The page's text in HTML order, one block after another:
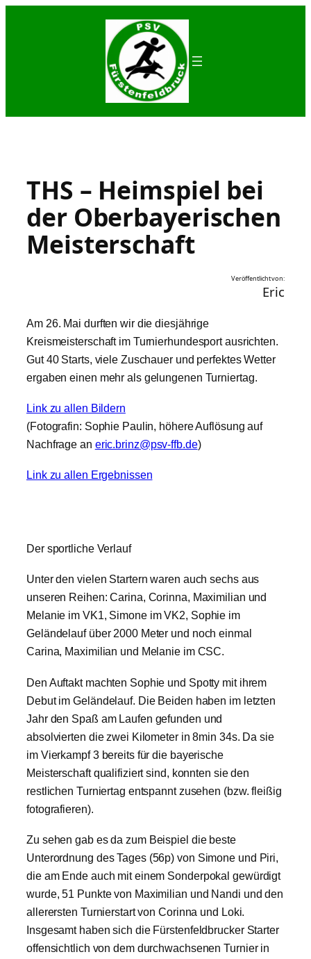
THS – Heimspiel bei
der Oberbayerischen
Meisterschaft
Veröffentlicht von:
Eric
Am 26. Mai durften wir die diesjährige
Kreismeisterschaft im Turnierhundesport ausrichten.
Gut 40 Starts, viele Zuschauer und perfektes Wetter
ergaben einen mehr als gelungenen Turniertag.
Link zu allen Bildern
(Fotografin: Sophie Paulin, höhere Auflösung auf
Nachfrage an eric.brinz@psv-ffb.de)
Link zu allen Ergebnissen
Der sportliche Verlauf
Unter den vielen Startern waren auch sechs aus
unseren Reihen: Carina, Corinna, Maximilian und
Melanie im VK1, Simone im VK2, Sophie im
Geländelauf über 2000 Meter und noch einmal
Carina, Maximilian und Melanie im CSC.
Den Auftakt machten Sophie und Spotty mit ihrem
Debut im Geländelauf. Die Beiden haben im letzten
Jahr den Spaß am Laufen gefunden und
absolvierten die zwei Kilometer in 8min 34s. Da sie
im Vierkampf 3 bereits für die bayerische
Meisterschaft qualifiziert sind, konnten sie den
restlichen Turniertag entspannt zusehen (bzw. fleißig
fotografieren).
Zu sehen gab es da zum Beispiel die beste
Unterordnung des Tages (56p) von Simone und Piri,
die am Ende auch mit einem Sonderpokal gewürdigt
wurde, 51 Punkte von Maximilian und Nandi und den
allerersten Turnierstart von Corinna und Loki.
Insgesamt haben sich die Fürstenfeldbrucker Starter
offensichtlich von dem durchwachsenen Turnier in